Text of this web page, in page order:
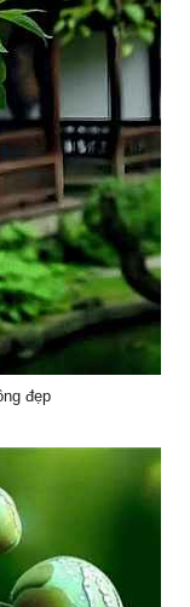
đẹp